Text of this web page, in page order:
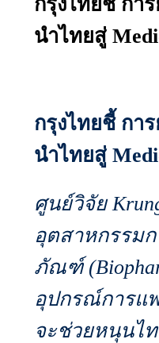
นำไทยสู่
กรุงไทยชี้ กา
นำไทยสู่
ศูนย์วิจัย
อุตสาหกรรม
ภัณฑ์
อุปกรณ์การแ
จะช่วยหนุนไ